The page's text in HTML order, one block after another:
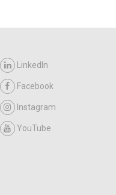
LinkedIn
Facebook
Instagram
YouTube